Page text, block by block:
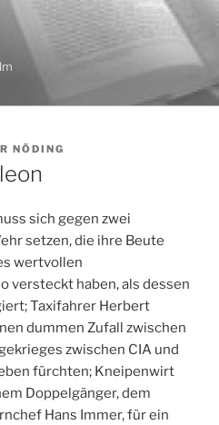
NÖDING
sich gegen zwei
setzen, die ihre Beute
wertvollen
versteckt haben, als dessen
Taxifahrer Herbert
dummen Zufall zwischen
zwischen CIA und
fürchten; Kneipenwirt
Doppelgänger, dem
Hans Immer, für ein